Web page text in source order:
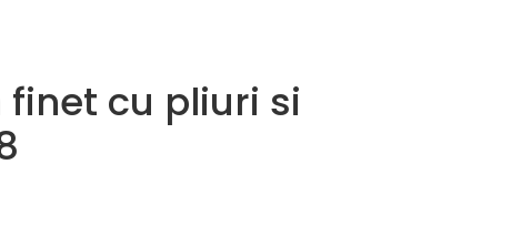
finet cu pliuri si